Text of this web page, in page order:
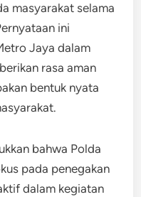
masyarakat selama
ini
Jaya dalam
rasa aman
bentuk nyata
bahwa Polda
pada penegakan
dalam kegiatan